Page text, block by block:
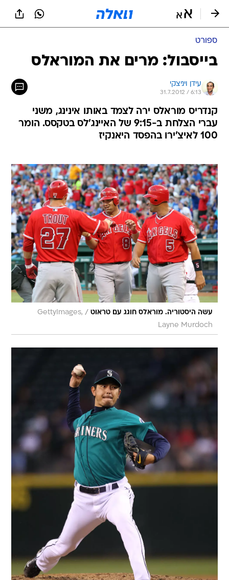
ספורט
בייסבול: מרים את המוראלס
עידן ויניצקי
31.7.2012 / 6:13
קנדריס מוראלס ירה לצמד באותו אינינג, משני
עברי הצלחת ב-9:15 של האיינג'לס בטקסס. הומר
100 לאיצ'ירו בהפסד היאנקיז
עשה היסטוריה. מוראלס חוגג עם טראוט /
GettyImages,
Layne Murdoch